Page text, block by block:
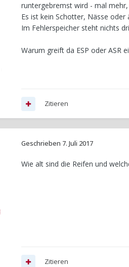
runtergebremst wird - mal
Es ist kein Schotter, Nässe oder
Im Fehlerspeicher steht nichts
Warum greift da ESP oder ASR
Zitieren
Geschrieben 7. Juli 2017
Wie alt sind die Reifen und
Zitieren